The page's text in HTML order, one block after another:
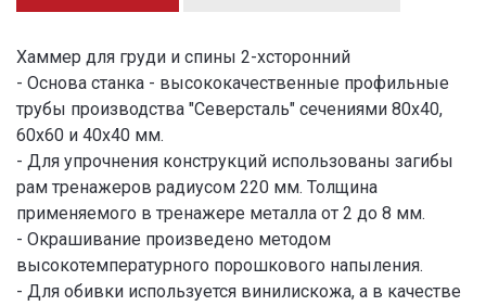
Хаммер для груди и спины 2-хсторонний
- Основа станка - высококачественные профильные
трубы производства "Северсталь" сечениями 80х40,
60х60 и 40х40 мм.
- Для упрочнения конструкций использованы загибы
рам тренажеров радиусом 220 мм. Толщина
применяемого в тренажере металла от 2 до 8 мм.
- Окрашивание произведено методом
высокотемпературного порошкового напыления.
- Для обивки используется винилискожа, а в качестве